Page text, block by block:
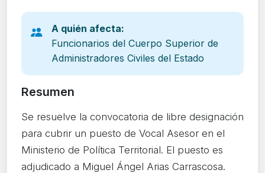
A quién afecta:
Funcionarios del Cuerpo Superior de
Administradores Civiles del Estado
Resumen
Se resuelve la convocatoria de libre designación
para cubrir un puesto de Vocal Asesor en el
Ministerio de Política Territorial. El puesto es
adjudicado a Miguel Ángel Arias Carrascosa.